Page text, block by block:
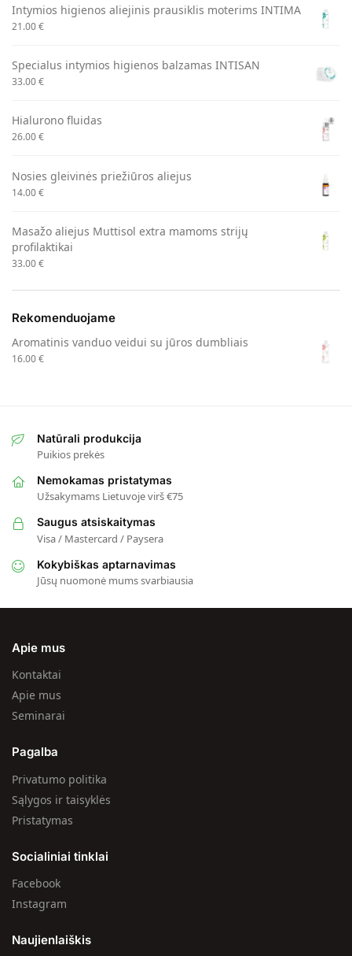
Intymios higienos aliejinis prausiklis moterims INTIMA
21.00€
Specialus intymios higienos balzamas INTISAN
33.00€
Hialurono fluidas
26.00€
Nosies gleivinės priežiūros aliejus
14.00€
Masažo aliejus Muttisol extra mamoms strijų
profilaktikai
33.00€
Rekomenduojame
Aromatinis vanduo veidui su jūros dumbliais
16.00€
Natūrali produkcija
Puikios prekės
Nemokamas pristatymas
Užsakymams Lietuvoje virš €75
Saugus atsiskaitymas
Visa / Mastercard / Paysera
Kokybiškas aptarnavimas
Jūsų nuomonė mums svarbiausia
Apie mus
Kontaktai
Apie mus
Seminarai
Pagalba
Privatumo politika
Sąlygos ir taisyklės
Pristatymas
Socialiniai tinklai
Facebook
Instagram
Naujienlaiškis